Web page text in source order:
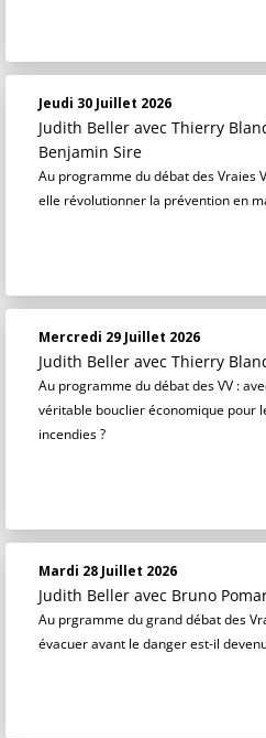
Jeudi 30 Juillet 2026
Judith Beller avec Thierry
Benjamin Sire
Au programme du débat des Vraies
elle révolutionner la prévention en
Mercredi 29 Juillet 2026
Judith Beller avec Thierry
Au programme du débat des VV :
véritable bouclier économique pour
incendies ?
Mardi 28 Juillet 2026
Judith Beller avec Bruno
Au prgramme du grand débat des
évacuer avant le danger est-il